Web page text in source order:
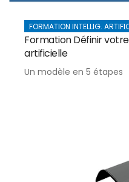
FORMATION INTELLIG.
Formation Définir
artificielle
Un modèle en 5 étapes